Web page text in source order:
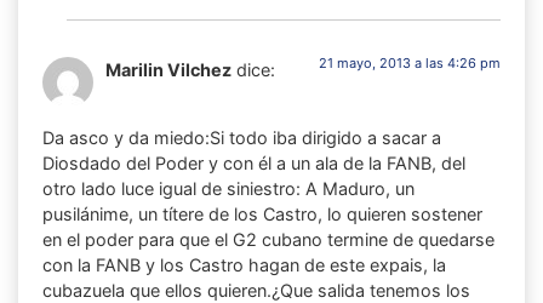
Marilin Vilchez dice: 21 mayo, 2013 a las 4:26 pm
Da asco y da miedo:Si todo iba dirigido a sacar a
Diosdado del Poder y con él a un ala de la FANB, del
otro lado luce igual de siniestro: A Maduro, un
pusilánime, un títere de los Castro, lo quieren sostener
en el poder para que el G2 cubano termine de quedarse
con la FANB y los Castro hagan de este expais, la
cubazuela que ellos quieren.¿Que salida tenemos los